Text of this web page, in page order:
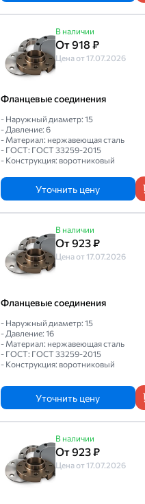
В наличии
От 918 ₽
Цена от 17.07.2026
Фланцевые соединения
- Наружный диаметр: 15
- Давление: 6
- Материал: нержавеющая сталь
- ГОСТ: ГОСТ 33259-2015
- Конструкция: воротниковый
Уточнить цену
В наличии
От 923 ₽
Цена от 17.07.2026
Фланцевые соединения
- Наружный диаметр: 15
- Давление: 16
- Материал: нержавеющая сталь
- ГОСТ: ГОСТ 33259-2015
- Конструкция: воротниковый
Уточнить цену
В наличии
От 923 ₽
Цена от 17.07.2026